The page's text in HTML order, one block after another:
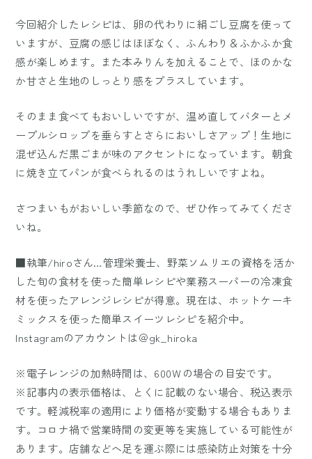
今回紹介したレシピは、卵の代わりに絹ごし豆腐を使って
いますが、豆腐の感じはほぼなく、ふんわり＆ふかふか食
感が楽しめます。また本みりんを加えることで、ほのかな
か甘さと生地のしっとり感をプラスしています。
そのまま食べてもおいしいですが、温め直してバターとメ
ープルシロップを垂らすとさらにおいしさアップ！生地に
混ぜ込んだ黒ごまが味のアクセントになっています。朝食
に焼き立てパンが食べられるのはうれしいですよね。
さつまいもがおいしい季節なので、ぜひ作ってみてくださ
いね。
■執筆/hiroさん…管理栄養士、野菜ソムリエの資格を活か
した旬の食材を使った簡単レシピや業務スーパーの冷凍食
材を使ったアレンジレシピが得意。現在は、ホットケーキ
ミックスを使った簡単スイーツレシピを紹介中。
Instagramのアカウントは＠gk_hiroka
※電子レンジの加熱時間は、600Ｗの場合の目安です。
※記事内の表示価格は、とくに記載のない場合、税込表示
です。軽減税率の適用により価格が変動する場合もありま
す。コロナ禍で営業時間の変更等を実施している可能性が
あります。店舗などへ足を運ぶ際には感染防止対策を十分